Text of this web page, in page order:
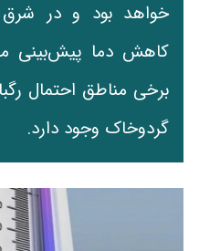
خواهد بود و در
کاهش دما پیش‌بینی
برخی مناطق احتمال
گردوخاک وجود دارد.